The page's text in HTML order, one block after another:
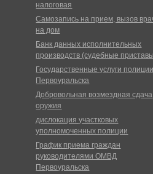
налоговая
Самозапись на прием, вызов
на дом
Банк данных исполнительных
производств (судебные
Государственные услуги
Первоуральска
Добровольная возмездная сдача
оружия
дислокация участковых
уполномоченных полиции
График приема граждан
руководителями ОМВД
Первоуральска